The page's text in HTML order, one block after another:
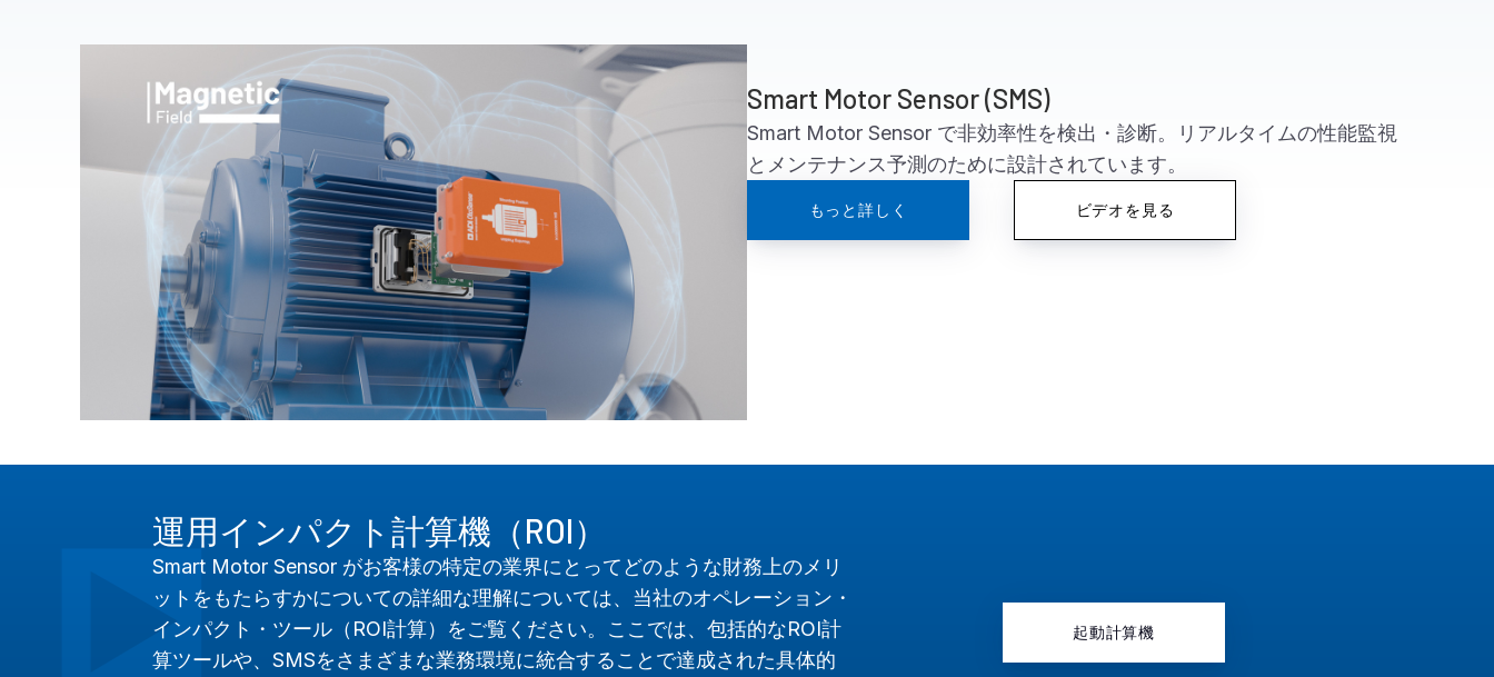
Smart Motor Sensor (SMS)
Smart Motor Sensor で非効率性を検出・診断。リアルタイムの性能監視
とメンテナンス予測のために設計されています。
もっと詳しく ビデオを見る
運用インパクト計算機（ROI）
Smart Motor Sensor がお客様の特定の業界にとってどのような財務上のメリ
ットをもたらすかについての詳細な理解については、当社のオペレーション・
インパクト・ツール（ROI計算）をご覧ください。ここでは、包括的なROI計
算ツールや、SMSをさまざまな業務環境に統合することで達成された具体的
起動計算機